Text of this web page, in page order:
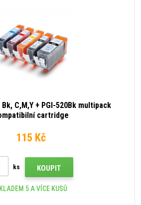
C,M,Y + PGI-520Bk multipack
cartridge
115 Kč
ks KOUPIT
5 A VÍCE KUSŮ